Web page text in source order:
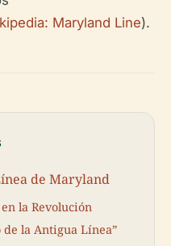
Maryland Line).
de Maryland
la Revolución
de la Antigua Línea”